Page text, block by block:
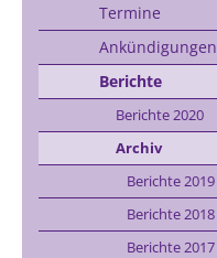
Termine
Ankündigungen
Berichte
Berichte 2020
Archiv
Berichte 2019
Berichte 2018
Berichte 2017